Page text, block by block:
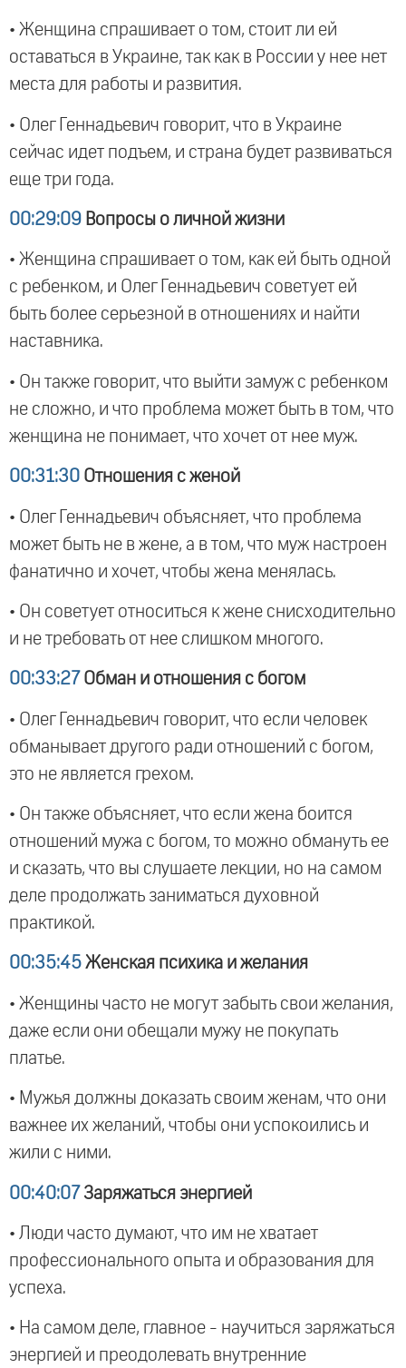
• Женщина спрашивает о том, стоит ли ей
оставаться в Украине, так как в России у нее нет
места для работы и развития.
• Олег Геннадьевич говорит, что в Украине
сейчас идет подъем, и страна будет развиваться
еще три года.
00:29:09 Вопросы о личной жизни
• Женщина спрашивает о том, как ей быть одной
с ребенком, и Олег Геннадьевич советует ей
быть более серьезной в отношениях и найти
наставника.
• Он также говорит, что выйти замуж с ребенком
не сложно, и что проблема может быть в том, что
женщина не понимает, что хочет от нее муж.
00:31:30 Отношения с женой
• Олег Геннадьевич объясняет, что проблема
может быть не в жене, а в том, что муж настроен
фанатично и хочет, чтобы жена менялась.
• Он советует относиться к жене снисходительно
и не требовать от нее слишком многого.
00:33:27 Обман и отношения с богом
• Олег Геннадьевич говорит, что если человек
обманывает другого ради отношений с богом,
это не является грехом.
• Он также объясняет, что если жена боится
отношений мужа с богом, то можно обмануть ее
и сказать, что вы слушаете лекции, но на самом
деле продолжать заниматься духовной
практикой.
00:35:45 Женская психика и желания
• Женщины часто не могут забыть свои желания,
даже если они обещали мужу не покупать
платье.
• Мужья должны доказать своим женам, что они
важнее их желаний, чтобы они успокоились и
жили с ними.
00:40:07 Заряжаться энергией
• Люди часто думают, что им не хватает
профессионального опыта и образования для
успеха.
• На самом деле, главное - научиться заряжаться
энергией и преодолевать внутренние